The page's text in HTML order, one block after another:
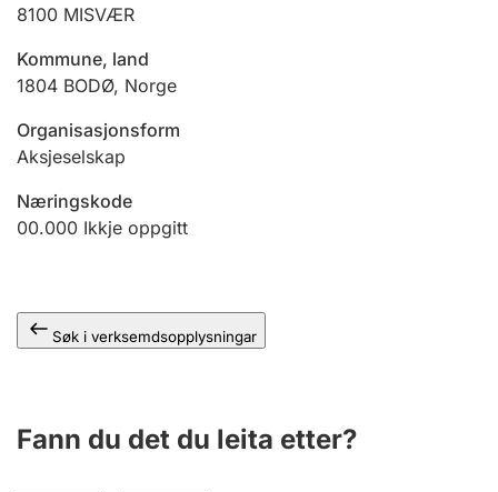
Jeger
Ektepaktrettleiaren
Andre tema
8100 MISVÆR
Kommune, land
1804 BODØ, Norge
Organisasjonsform
Aksjeselskap
Næringskode
00.000 Ikkje oppgitt
Søk i verksemdsopplysningar
Fann du det du leita etter?